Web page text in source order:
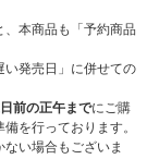
本商品も「予約商品
い発売日」に併せての
前の正午までにご購
を行っております。
い場合もございま